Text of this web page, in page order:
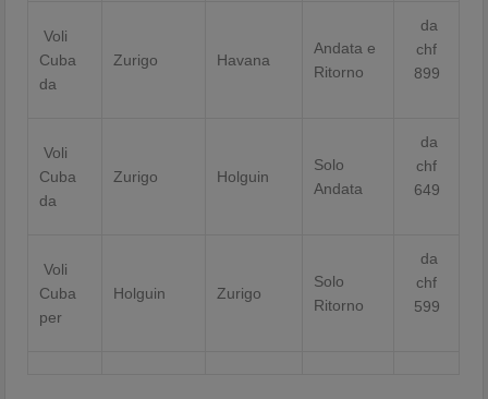
Voli
Cuba
da
Zurigo Havana
Andata e
Ritorno
da
chf
899
Voli
Cuba
da
Zurigo Holguin
Solo
Andata
da
chf
649
Voli
Cuba
per
Holguin Zurigo
Solo
Ritorno
da
chf
599